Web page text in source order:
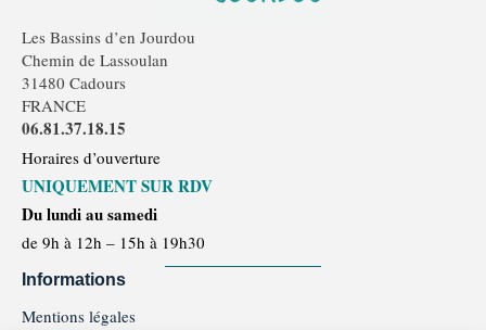
Les Bassins d’en Jourdou
Chemin de Lassoulan
31480 Cadours
FRANCE
06.81.37.18.15
Horaires d’ouverture
UNIQUEMENT SUR RDV
Du lundi au samedi
de 9h à 12h – 15h à 19h30
Informations
Mentions légales